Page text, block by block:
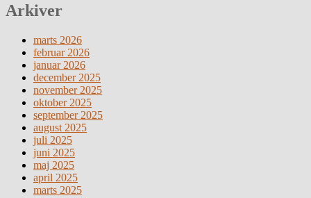
Arkiver
marts 2026
februar 2026
januar 2026
december 2025
november 2025
oktober 2025
september 2025
august 2025
juli 2025
juni 2025
maj 2025
april 2025
marts 2025